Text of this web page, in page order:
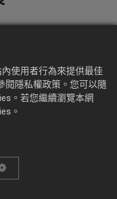
en/
使用者行為來提供最佳
閱隱私權政策。您可以隨
。若您繼續瀏覽本網
。